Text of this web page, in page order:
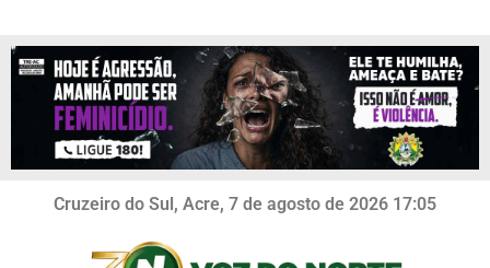
Cruzeiro do Sul, Acre, 7 de agosto de 2026 17:05